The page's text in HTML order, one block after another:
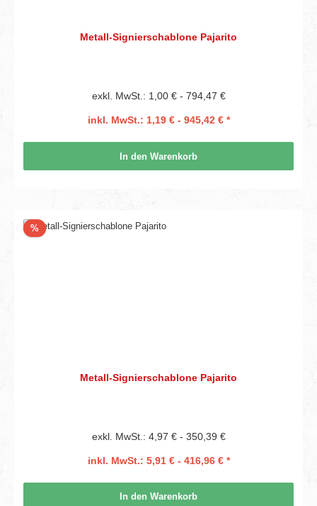
Metall-Signierschablone Pajarito
exkl. MwSt.: 1,00 € - 794,47 €
inkl. MwSt.: 1,19 € - 945,42 € *
In den Warenkorb
%Rabatt
Metall-Signierschablone Pajarito
exkl. MwSt.: 4,97 € - 350,39 €
inkl. MwSt.: 5,91 € - 416,96 € *
In den Warenkorb